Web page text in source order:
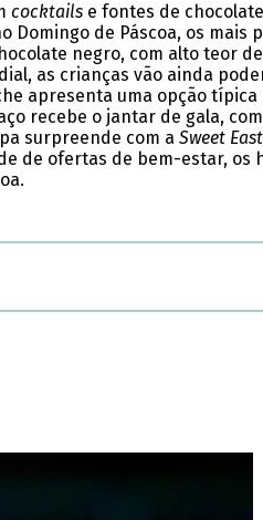
cocktailse fontes de
de Páscoa, os mais
negro, com alto teor
as crianças vão ainda
apresenta uma opção típica
recebe o jantar de gala,
surpreende com a Sweet
de ofertas de bem-estar, os